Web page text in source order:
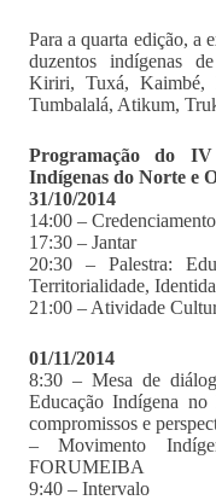
Para a quarta edição, a
duzentos indígenas
Kiriri, Tuxá, Kaimbé,
Tumbalalá, Atikum,
Programação do
Indígenas do Norte e
31/10/2014
14:00 – Credenciamento
17:30 – Jantar
20:30 – Palestra:
Territorialidade,
21:00 – Atividade
01/11/2014
8:30 – Mesa de
Educação Indígena
compromissos e
– Movimento
FORUMEIBA
9:40 – Intervalo